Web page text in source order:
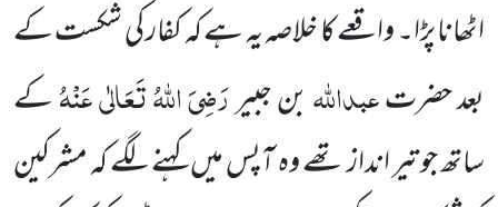
اٹھانا پڑا۔ واقعے کا خلاصہ یہ ہے کہ کفار کی شکست کے
بعد حضرتعبداللہبن جبیررَضِیَ اللہُ تَعَالٰی عَنْہُکے
ساتھ جو تیر انداز تھے وہ آپس میں کہنے لگے کہ مشرکین